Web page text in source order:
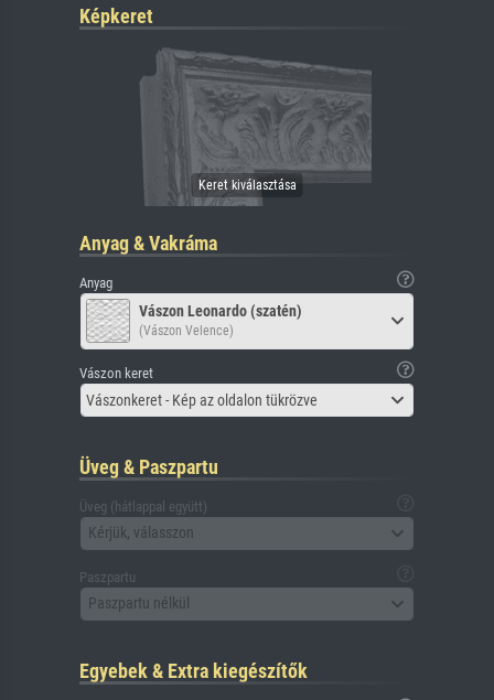
Képkeret
Anyag & Vakráma
Anyag
Vászon Leonardo (szatén)
(Vászon Velence)
Vászon keret
Vászonkeret - Kép az oldalon tükrözve
Üveg & Paszpartu
Üveg (hátlappal együtt)
Kérjük, válasszon
Paszpartu
Paszpartu nélkül
Egyebek & Extra kiegészítők